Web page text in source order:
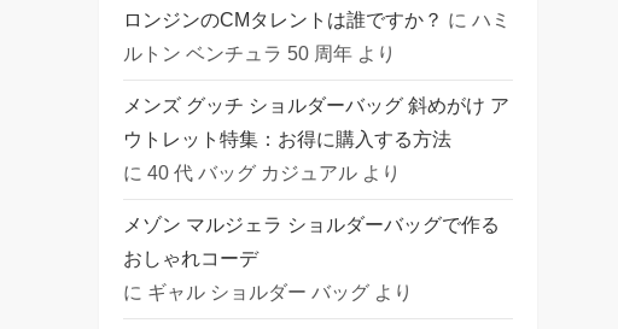
ロンジンのCMタレントは誰ですか？ に ハミ
ルトン ベンチュラ 50 周年より
メンズ グッチ ショルダーバッグ 斜めがけ ア
ウトレット特集：お得に購入する方法
に 40 代 バッグ カジュアルより
メゾン マルジェラ ショルダーバッグで作る
おしゃれコーデ
に ギャル ショルダー バッグより